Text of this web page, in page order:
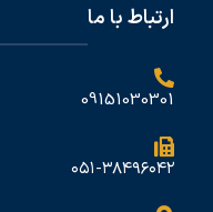
ارتباط با ما
09151030301
۰۵۱-۳۸۴۹۶۰۴۲